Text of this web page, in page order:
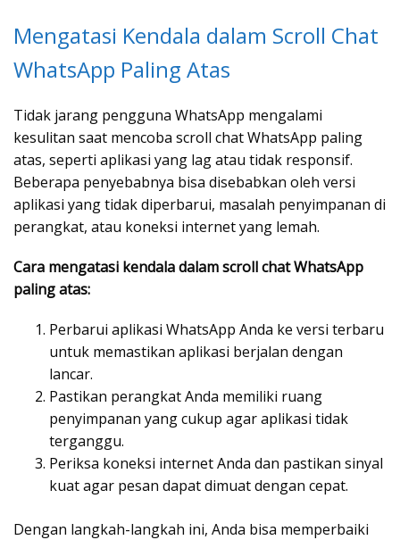
Mengatasi Kendala dalam Scroll Chat
WhatsApp Paling Atas
Tidak jarang pengguna WhatsApp mengalami
kesulitan saat mencoba scroll chat WhatsApp paling
atas, seperti aplikasi yang lag atau tidak responsif.
Beberapa penyebabnya bisa disebabkan oleh versi
aplikasi yang tidak diperbarui, masalah penyimpanan di
perangkat, atau koneksi internet yang lemah.
Cara mengatasi kendala dalam scroll chat WhatsApp
paling atas:
Perbarui aplikasi WhatsApp Anda ke versi terbaru
untuk memastikan aplikasi berjalan dengan
lancar.
Pastikan perangkat Anda memiliki ruang
penyimpanan yang cukup agar aplikasi tidak
terganggu.
Periksa koneksi internet Anda dan pastikan sinyal
kuat agar pesan dapat dimuat dengan cepat.
Dengan langkah-langkah ini, Anda bisa memperbaiki